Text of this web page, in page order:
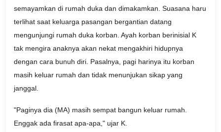
semayamkan di rumah duka dan dimakamkan. Suasana haru
terlihat saat keluarga pasangan bergantian datang
mengunjungi rumah duka korban. Ayah korban berinisial K
tak mengira anaknya akan nekat mengakhiri hidupnya
dengan cara bunuh diri. Pasalnya, pagi harinya itu korban
masih keluar rumah dan tidak menunjukan sikap yang
janggal.
"Paginya dia (MA) masih sempat bangun keluar rumah.
Enggak ada firasat apa-apa," ujar K.